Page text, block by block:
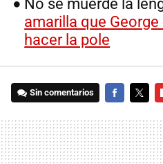
No se muerde la
amarilla que
hacer la pole
Sin comentarios